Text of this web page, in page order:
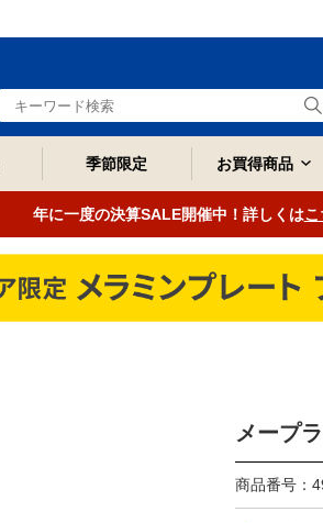
季節限定 お買得商品
年に一度の決算SALE開催中！詳しくはこ
メープ
商品番号：